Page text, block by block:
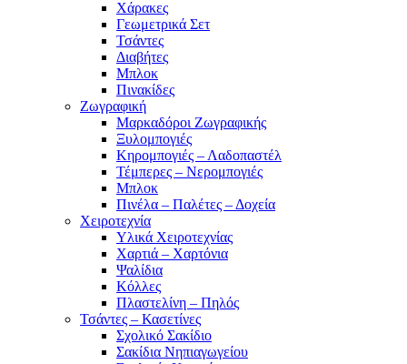
Χάρακες
Γεωμετρικά Σετ
Τσάντες
Διαβήτες
Μπλοκ
Πινακίδες
Ζωγραφική
Μαρκαδόροι Ζωγραφικής
Ξυλομπογιές
Κηρομπογιές – Λαδοπαστέλ
Τέμπερες – Νερομπογιές
Μπλοκ
Πινέλα – Παλέτες – Δοχεία
Χειροτεχνία
Υλικά Χειροτεχνίας
Χαρτιά – Χαρτόνια
Ψαλίδια
Κόλλες
Πλαστελίνη – Πηλός
Τσάντες – Κασετίνες
Σχολικό Σακίδιο
Σακίδια Νηπιαγωγείου